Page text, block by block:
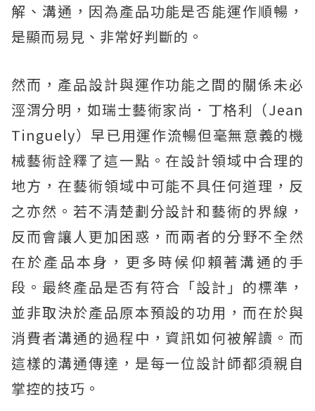
解、溝通，因為產品功能是否能運作順暢，
是顯而易見、非常好判斷的。
然而，產品設計與運作功能之間的關係未必
涇渭分明，如瑞士藝術家尚．丁格利（Jean
Tinguely）早已用運作流暢但毫無意義的機
械藝術詮釋了這一點。在設計領域中合理的
地方，在藝術領域中可能不具任何道理，反
之亦然。若不清楚劃分設計和藝術的界線，
反而會讓人更加困惑，而兩者的分野不全然
在於產品本身，更多時候仰賴著溝通的手
段。最終產品是否有符合「設計」的標準，
並非取決於產品原本預設的功用，而在於與
消費者溝通的過程中，資訊如何被解讀。而
這樣的溝通傳達，是每一位設計師都須親自
掌控的技巧。